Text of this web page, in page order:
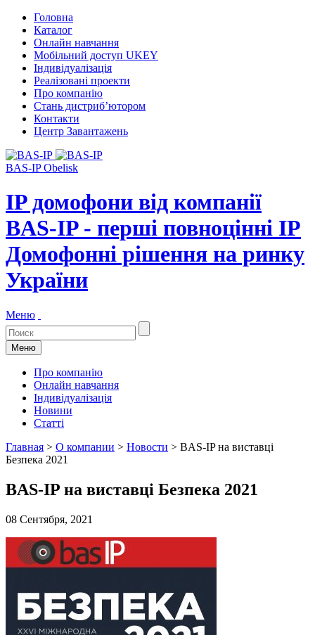
Головна
Каталог
Онлайн навчання
Мобільний доступ UKEY
Індивідуалізація
Реалізовані проекти
Про компанію
Стань дистриб’ютором
Контакти
Центр Завантажень
BAS-IP Obelisk
IP домофони від компанії
BAS-IP - перші повноцінні IP
Домофонні рішення на ринку
України
Меню
Меню
Про компанію
Онлайн навчання
Індивідуалізація
Новини
Статті
Главная > О компании > Новости > BAS-IP на виставці
Безпека 2021
BAS-IP на виставці Безпека 2021
08 Сентября, 2021